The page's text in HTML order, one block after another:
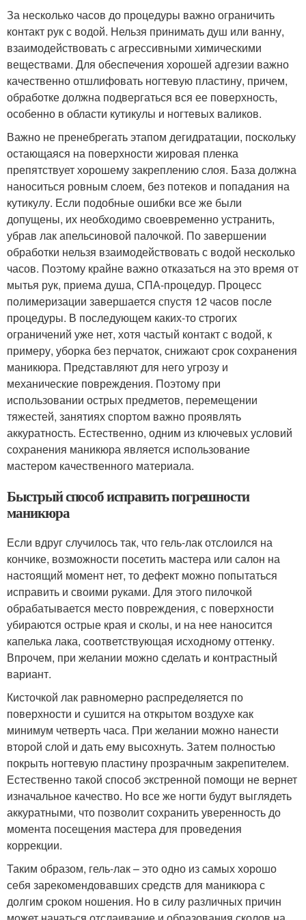
За несколько часов до процедуры важно ограничить
контакт рук с водой. Нельзя принимать душ или ванну,
взаимодействовать с агрессивными химическими
веществами. Для обеспечения хорошей адгезии важно
качественно отшлифовать ногтевую пластину, причем,
обработке должна подвергаться вся ее поверхность,
особенно в области кутикулы и ногтевых валиков.
Важно не пренебрегать этапом дегидратации, поскольку
остающаяся на поверхности жировая пленка
препятствует хорошему закреплению слоя. База должна
наноситься ровным слоем, без потеков и попадания на
кутикулу. Если подобные ошибки все же были
допущены, их необходимо своевременно устранить,
убрав лак апельсиновой палочкой. По завершении
обработки нельзя взаимодействовать с водой несколько
часов. Поэтому крайне важно отказаться на это время от
мытья рук, приема душа, СПА-процедур. Процесс
полимеризации завершается спустя 12 часов после
процедуры. В последующем каких-то строгих
ограничений уже нет, хотя частый контакт с водой, к
примеру, уборка без перчаток, снижают срок сохранения
маникюра. Представляют для него угрозу и
механические повреждения. Поэтому при
использовании острых предметов, перемещении
тяжестей, занятиях спортом важно проявлять
аккуратность. Естественно, одним из ключевых условий
сохранения маникюра является использование
мастером качественного материала.
Быстрый способ исправить погрешности
маникюра
Если вдруг случилось так, что гель-лак отслоился на
кончике, возможности посетить мастера или салон на
настоящий момент нет, то дефект можно попытаться
исправить и своими руками. Для этого пилочкой
обрабатывается место повреждения, с поверхности
убираются острые края и сколы, и на нее наносится
капелька лака, соответствующая исходному оттенку.
Впрочем, при желании можно сделать и контрастный
вариант.
Кисточкой лак равномерно распределяется по
поверхности и сушится на открытом воздухе как
минимум четверть часа. При желании можно нанести
второй слой и дать ему высохнуть. Затем полностью
покрыть ногтевую пластину прозрачным закрепителем.
Естественно такой способ экстренной помощи не вернет
изначальное качество. Но все же ногти будут выглядеть
аккуратными, что позволит сохранить уверенность до
момента посещения мастера для проведения
коррекции.
Таким образом, гель-лак – это одно из самых хорошо
себя зарекомендовавших средств для маникюра с
долгим сроком ношения. Но в силу различных причин